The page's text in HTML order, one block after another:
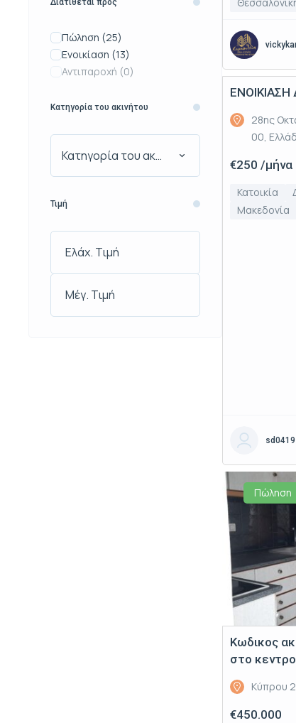
Διατίθεται προς
Πώληση (25)
Ενοικίαση (13)
Αντιπαροχή (0)
Κατηγορία του ακινήτου
Κατηγορία του ακινήτου
Τιμή
28ης
00,
€250 /μήνα
Κατοικία
Μακεδονία
Πώληση
Κωδικος
στο
Κύπρου
€450.000